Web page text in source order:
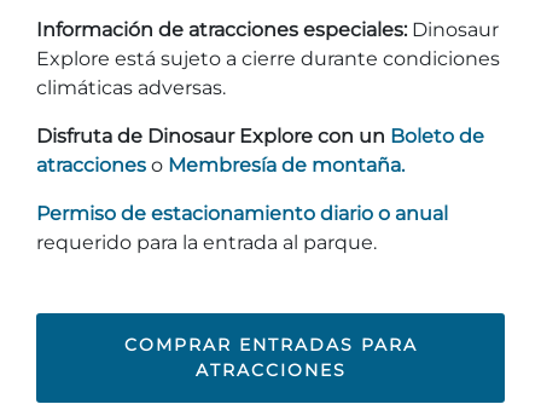
Blog
Explorar Áreas Naturales
Sitios de alquiler de yurtas
Group Events
Información de atracciones especiales:Dinosaur
Explore está sujeto a cierre durante condiciones
climáticas adversas.
Disfruta de Dinosaur Explore con un Boleto de
atracciones o Membresía de montaña.
Permiso de estacionamiento diario o anual
requerido para la entrada al parque.
COMPRAR ENTRADAS PARA
ATRACCIONES